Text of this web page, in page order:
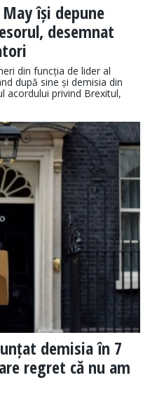
își depune
desemnat
din funcția de lider al
după sine și demisia din
acordului privind Brexitul,
demisia în 7
regret că nu am